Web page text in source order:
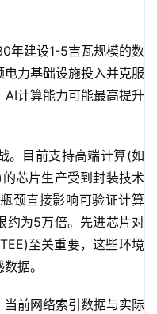
年建设1-5吉瓦规模的数
力基础设施投入并克服
计算能力可能最高提升
。目前支持高端计算(如
芯片生产受到封装技术
颈直接影响可验证计算
约为5万倍。先进芯片对
至关重要，这些环境
据。
前网络索引数据与实际